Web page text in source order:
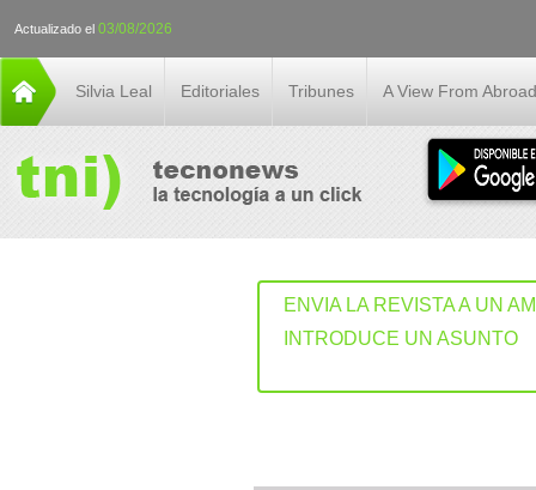
Actualizado el 03/08/2026
Silvia Leal Editoriales Tribunes A View From Abroad
ENVIA LA REVISTA A UN
INTRODUCE UN ASUNTO